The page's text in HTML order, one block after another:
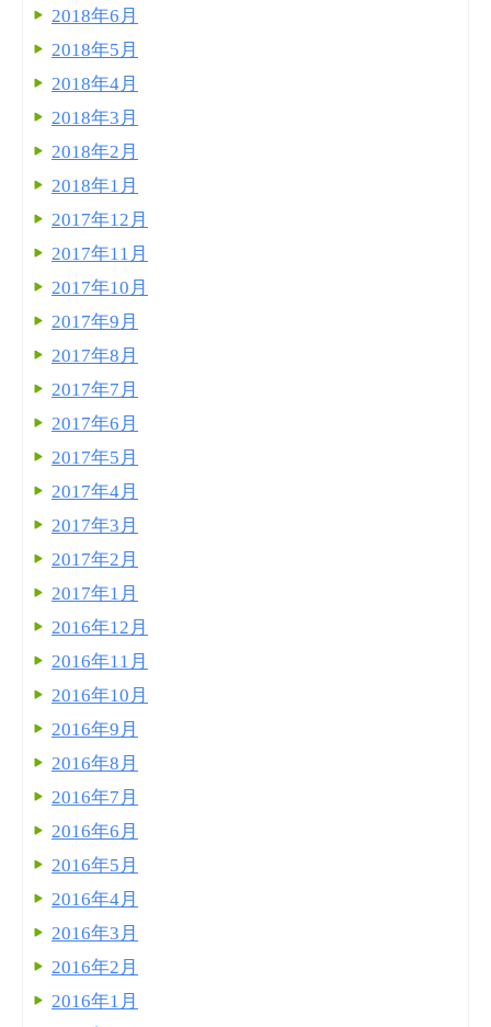
2018年6月
2018年5月
2018年4月
2018年3月
2018年2月
2018年1月
2017年12月
2017年11月
2017年10月
2017年9月
2017年8月
2017年7月
2017年6月
2017年5月
2017年4月
2017年3月
2017年2月
2017年1月
2016年12月
2016年11月
2016年10月
2016年9月
2016年8月
2016年7月
2016年6月
2016年5月
2016年4月
2016年3月
2016年2月
2016年1月